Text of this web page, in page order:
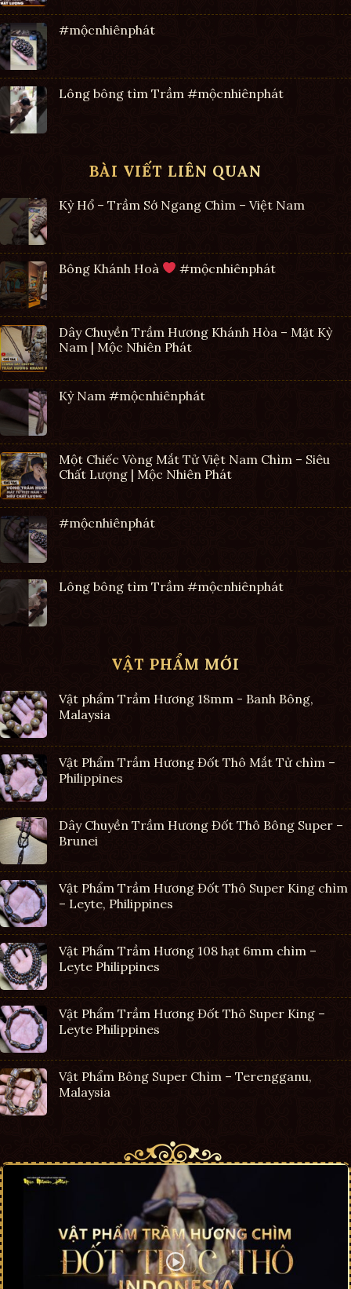
#mộcnhiênphát
Lông bông tìm Trầm #mộcnhiênphát
BÀI VIẾT LIÊN QUAN
Kỳ Hổ – Trầm Sớ Ngang Chìm – Việt Nam
Bông Khánh Hoà #mộcnhiênphát
Dây Chuyền Trầm Hương Khánh Hòa – Mặt Kỳ
Nam | Mộc Nhiên Phát
Kỳ Nam #mộcnhiênphát
Một Chiếc Vòng Mắt Tử Việt Nam Chìm – Siêu
Chất Lượng | Mộc Nhiên Phát
#mộcnhiênphát
Lông bông tìm Trầm #mộcnhiênphát
VẬT PHẨM MỚI
Vật phẩm Trầm Hương 18mm - Banh Bông,
Malaysia
Vật Phẩm Trầm Hương Đốt Thô Mắt Tử chìm –
Philippines
Dây Chuyền Trầm Hương Đốt Thô Bông Super –
Brunei
Vật Phẩm Trầm Hương Đốt Thô Super King chìm
– Leyte, Philippines
Vật Phẩm Trầm Hương 108 hạt 6mm chìm –
Leyte Philippines
Vật Phẩm Trầm Hương Đốt Thô Super King –
Leyte Philippines
Vật Phẩm Bông Super Chìm – Terengganu,
Malaysia